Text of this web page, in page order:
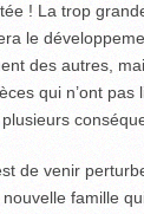
! La trop
le
des autres,
qui n’ont pas
de venir
famille